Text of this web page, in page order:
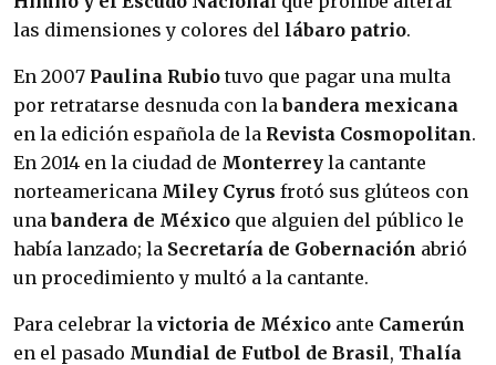
las dimensiones y colores del lábaro patrio.
En 2007 Paulina Rubio tuvo que pagar una multa
por retratarse desnuda con labandera mexicana
en la edición española de la Revista Cosmopolitan.
En 2014 en la ciudad de Monterrey la cantante
norteamericana Miley Cyrus frotó sus glúteos con
unabandera de México que alguien del público le
había lanzado; la Secretaría de Gobernación abrió
un procedimiento y multó a la cantante.
Para celebrar la victoria de México ante Camerún
en el pasado Mundial de Futbol de Brasil, Thalía